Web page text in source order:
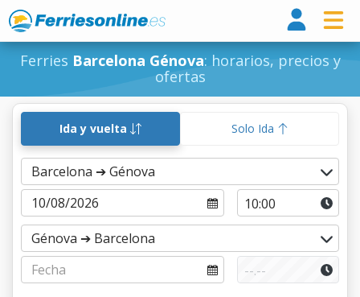
Ferries Barcelona Génova: horarios, precios y
ofertas
Ida y vuelta Solo Ida